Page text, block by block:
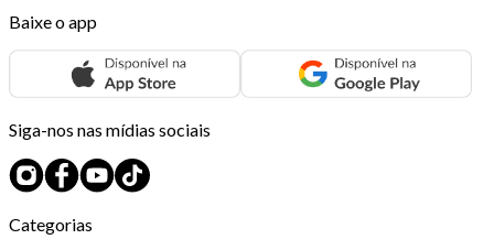
Baixe o app
Siga-nos nas mídias sociais
Categorias